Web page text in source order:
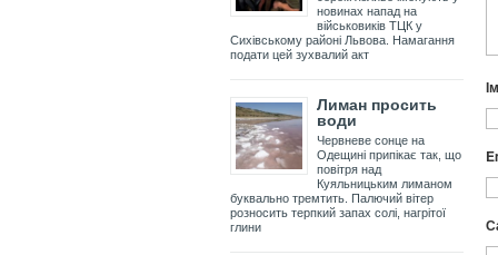
новинах напад на
військовиків ТЦК у
Сихівському районі Львова. Намагання
подати цей зухвалий акт
Лиман просить
води
Червневе сонце на
Одещині припікає так, що
повітря над
Куяльницьким лиманом
буквально тремтить. Палючий вітер
розносить терпкий запах солі, нагрітої
глини